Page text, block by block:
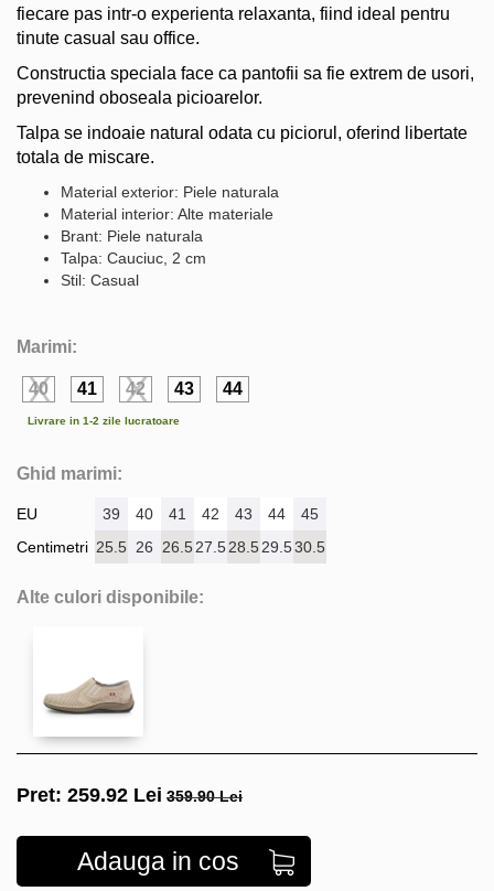
fiecare pas intr-o experienta relaxanta, fiind ideal pentru
tinute casual sau office.
Constructia speciala face ca pantofii sa fie extrem de usori,
prevenind oboseala picioarelor.
Talpa se indoaie natural odata cu piciorul, oferind libertate
totala de miscare.
Material exterior: Piele naturala
Material interior: Alte materiale
Brant: Piele naturala
Talpa: Cauciuc, 2 cm
Stil: Casual
Marimi:
40 41 42 43 44
Livrare in 1-2 zile lucratoare
Ghid marimi:
EU
Centimetri
39 40 41 42 43 44
45
25.5 26 26.527.528.529.530.5
Alte culori disponibile:
Pret: 259.92 Lei 359.90 Lei
Adauga in cos